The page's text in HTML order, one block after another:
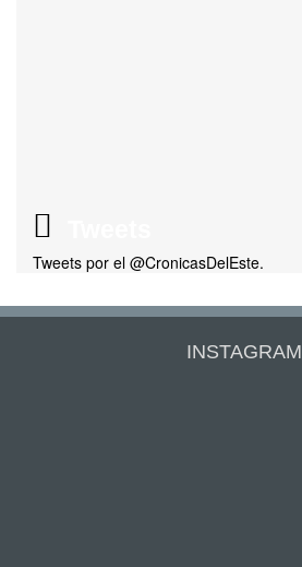
Tweets por el @CronicasDelEste.
INSTAGRAM